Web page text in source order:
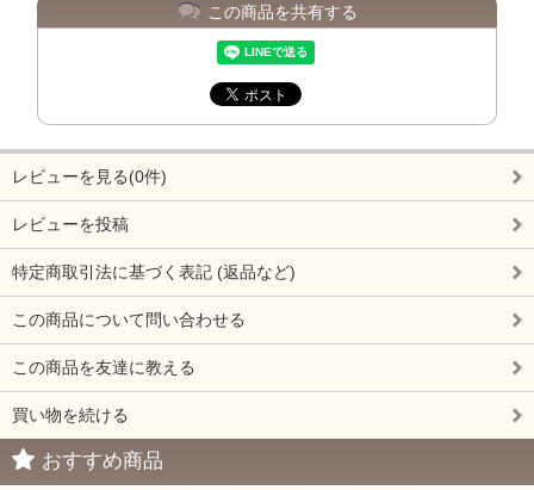
この商品を共有する
レビューを見る(0件)
レビューを投稿
特定商取引法に基づく表記 (返品など)
この商品について問い合わせる
この商品を友達に教える
買い物を続ける
おすすめ商品